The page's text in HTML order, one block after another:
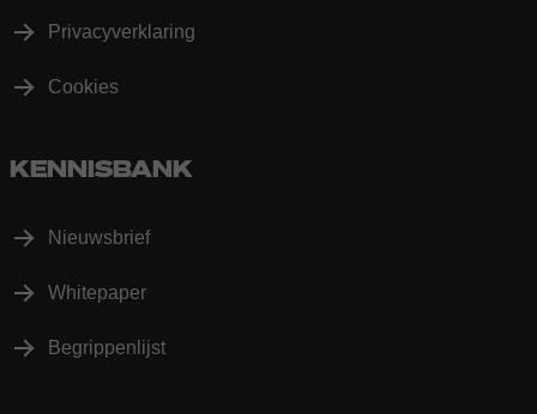
Privacyverklaring
Cookies
KENNISBANK
Nieuwsbrief
Whitepaper
Begrippenlijst